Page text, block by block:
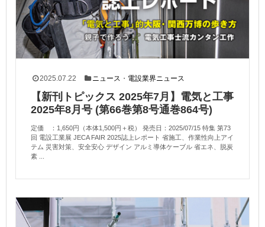
2025.07.22 ニュース ・ 電設業界ニュース
【新刊トピックス 2025年7月】電気と工事
2025年8月号 (第66巻第8号通巻864号)
定価 ：1,650円（本体1,500円＋税） 発売日：2025/07/15 特集 第73
回 電設工業展 JECA FAIR 2025誌上レポート 省施工、作業性向上アイ
テム 災害対策、安全安心 デザイン アルミ導体ケーブル 省エネ、脱炭
素 ...